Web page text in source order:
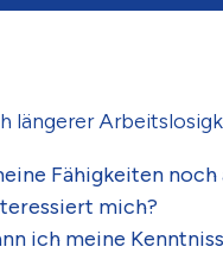
längerer
Fähigkeiten noch
mich?
ich meine